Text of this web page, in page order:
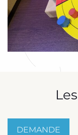
DEMANDE